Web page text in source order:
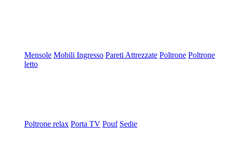
Mensole Mobili Ingresso Pareti Attrezzate Poltrone Poltrone
letto
Poltrone relax Porta TV Pouf Sedie